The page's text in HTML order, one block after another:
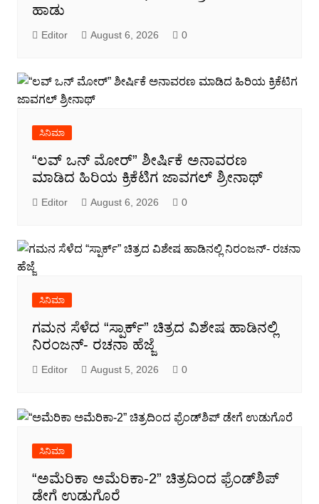
ಹಾಡು
Editor August 6, 2026 0
ಸಿನಿಮಾ
“ಲವ್ ಒನ್ ಮೋರ್” ಶೀರ್ಷಿಕೆ ಅನಾವರಣ
ಮಾಡಿದ ಹಿರಿಯ ಕ್ರಿಕೆಟಿಗ ಜಾವಗಲ್ ಶ್ರೀನಾಥ್
Editor August 6, 2026 0
ಸಿನಿಮಾ
ಗಮನ ಸೆಳೆದ “ಸ್ಪಾರ್ಕ್” ಚಿತ್ರದ ವಿಶೇಷ ಹಾಡಿನಲ್ಲಿ
ನಿರಂಜನ್- ರಚನಾ ಹೆಜ್ಜೆ
Editor August 5, 2026 0
ಸಿನಿಮಾ
“ಅಮೆರಿಕಾ ಅಮೆರಿಕಾ-2” ಚಿತ್ರದಿಂದ ಫ್ರೆಂಡ್‍ಶಿಪ್
ಡೇಗೆ ಉಡುಗೊರೆ